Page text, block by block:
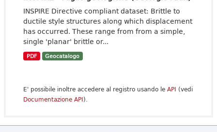
INSPIRE Directive compliant dataset: Brittle to
ductile style structures along which displacement
has occurred. These range from from a simple,
single 'planar' brittle or...
PDF Geocatalogo
E' possibile inoltre accedere al registro usando le API (vedi
Documentazione API).